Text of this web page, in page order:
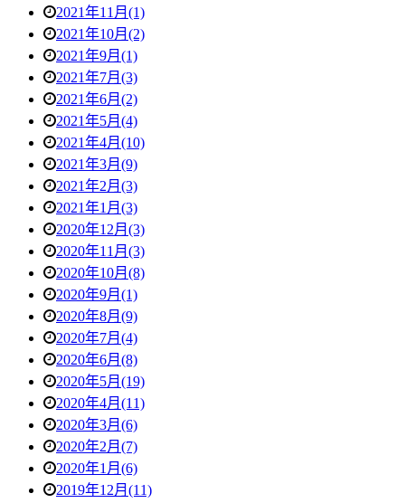
2021年11月(1)
2021年10月(2)
2021年9月(1)
2021年7月(3)
2021年6月(2)
2021年5月(4)
2021年4月(10)
2021年3月(9)
2021年2月(3)
2021年1月(3)
2020年12月(3)
2020年11月(3)
2020年10月(8)
2020年9月(1)
2020年8月(9)
2020年7月(4)
2020年6月(8)
2020年5月(19)
2020年4月(11)
2020年3月(6)
2020年2月(7)
2020年1月(6)
2019年12月(11)